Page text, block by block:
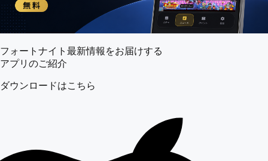
フォートナイト最新情報をお届けする
アプリのご紹介
ダウンロードはこちら